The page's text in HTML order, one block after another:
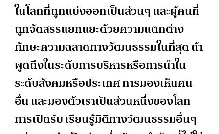
ในโลกที่ถูกแบ่งออกเป็นส่วนๆ และผู้คนที่
ถูกจัดสรรแยกแยะด้วยความแตกต่าง
ทักษะความฉลาดทางวัฒนธรรมในที่สุด ถ้า
พูดถึงในระดับการบริหารหรือการนำใน
ระดับสังคมหรือประเทศ การมองเห็นคน
อื่น และมองตัวเราเป็นส่วนหนึ่งของโลก
การเปิดรับ เรียนรู้มิติทางวัฒนธรรมอื่นๆ